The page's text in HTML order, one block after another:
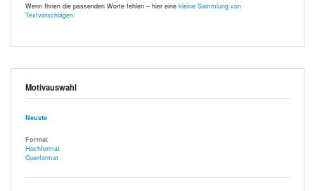
Wenn Ihnen die passenden Worte fehlen – hier eine kleine Sammlung von
Textvorschlägen
Motivauswahl
Neuste
Format
Hochformat
Querformat